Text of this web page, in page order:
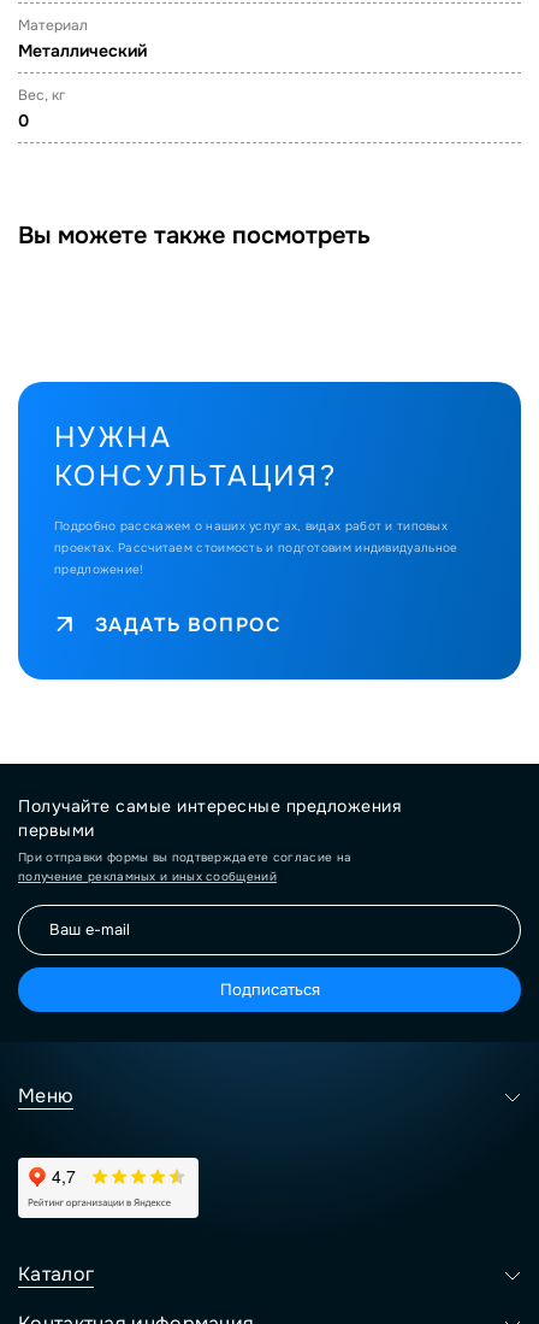
Материал
Металлический
Вес, кг
0
Вы можете также посмотреть
НУЖНА
КОНСУЛЬТАЦИЯ?
Подробно расскажем о наших услугах, видах работ и типовых
проектах. Рассчитаем стоимость и подготовим индивидуальное
предложение!
ЗАДАТЬ ВОПРОС
Получайте самые интересные предложения
первыми
При отправки формы вы подтверждаете согласие на
получение рекламных и иных сообщений
Подписаться
Меню
Каталог